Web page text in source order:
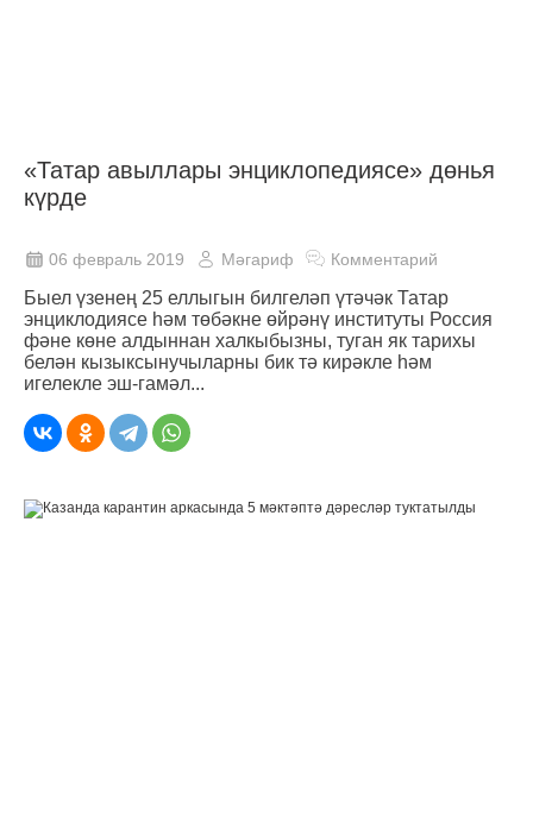
«Татар авыллары энциклопедиясе» дөнья
күрде
06 февраль 2019 Мәгариф Комментарий
Быел үзенең 25 еллыгын билгеләп үтәчәк Татар
энциклодиясе һәм төбәкне өйрәнү институты Россия
фәне көне алдыннан халкыбызны, туган як тарихы
белән кызыксынучыларны бик тә кирәкле һәм
игелекле эш-гамәл...